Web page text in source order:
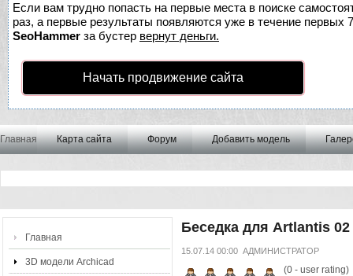
Если вам трудно попасть на первые места в поиске
раз, а первые результаты появляются уже в течение первых
SeoHammer за бустер вернут деньги.
Начать продвижение сайта
Главная Карта сайта Форум Добавить модель
Главная
3D модели Archicad
Беседка для Artlantis 02
15.07.14 00:00 АДМИНИСТРАТОР
(0- user rating)